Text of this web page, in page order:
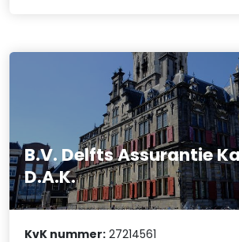
B.V. Delfts Assurantie
D.A.K.
KvK nummer: 27214561